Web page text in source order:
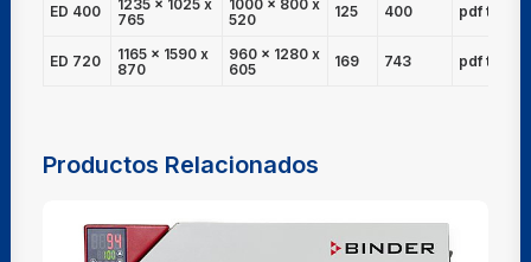
ED 400
1235 x 1025 x
765
1000 x 800 x
520
125 400 pdf
ED 720
1165 x 1590 x
870
960 x 1280 x
605
169 743 pdf
Productos Relacionados